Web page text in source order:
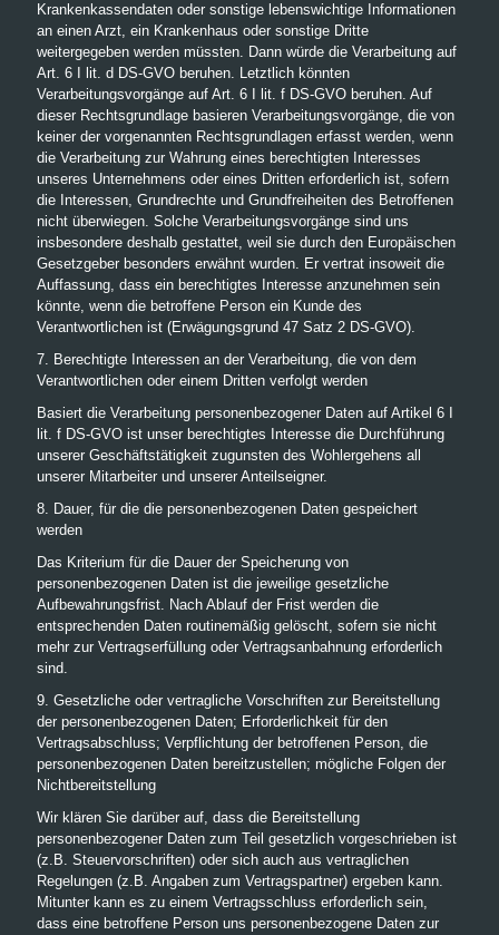
Krankenkassendaten oder sonstige lebenswichtige Informationen
an einen Arzt, ein Krankenhaus oder sonstige Dritte
weitergegeben werden müssten. Dann würde die Verarbeitung auf
Art. 6 I lit. d DS-GVO beruhen. Letztlich könnten
Verarbeitungsvorgänge auf Art. 6 I lit. f DS-GVO beruhen. Auf
dieser Rechtsgrundlage basieren Verarbeitungsvorgänge, die von
keiner der vorgenannten Rechtsgrundlagen erfasst werden, wenn
die Verarbeitung zur Wahrung eines berechtigten Interesses
unseres Unternehmens oder eines Dritten erforderlich ist, sofern
die Interessen, Grundrechte und Grundfreiheiten des Betroffenen
nicht überwiegen. Solche Verarbeitungsvorgänge sind uns
insbesondere deshalb gestattet, weil sie durch den Europäischen
Gesetzgeber besonders erwähnt wurden. Er vertrat insoweit die
Auffassung, dass ein berechtigtes Interesse anzunehmen sein
könnte, wenn die betroffene Person ein Kunde des
Verantwortlichen ist (Erwägungsgrund 47 Satz 2 DS-GVO).
7. Berechtigte Interessen an der Verarbeitung, die von dem
Verantwortlichen oder einem Dritten verfolgt werden
Basiert die Verarbeitung personenbezogener Daten auf Artikel 6 I
lit. f DS-GVO ist unser berechtigtes Interesse die Durchführung
unserer Geschäftstätigkeit zugunsten des Wohlergehens all
unserer Mitarbeiter und unserer Anteilseigner.
8. Dauer, für die die personenbezogenen Daten gespeichert
werden
Das Kriterium für die Dauer der Speicherung von
personenbezogenen Daten ist die jeweilige gesetzliche
Aufbewahrungsfrist. Nach Ablauf der Frist werden die
entsprechenden Daten routinemäßig gelöscht, sofern sie nicht
mehr zur Vertragserfüllung oder Vertragsanbahnung erforderlich
sind.
9. Gesetzliche oder vertragliche Vorschriften zur Bereitstellung
der personenbezogenen Daten; Erforderlichkeit für den
Vertragsabschluss; Verpflichtung der betroffenen Person, die
personenbezogenen Daten bereitzustellen; mögliche Folgen der
Nichtbereitstellung
Wir klären Sie darüber auf, dass die Bereitstellung
personenbezogener Daten zum Teil gesetzlich vorgeschrieben ist
(z.B. Steuervorschriften) oder sich auch aus vertraglichen
Regelungen (z.B. Angaben zum Vertragspartner) ergeben kann.
Mitunter kann es zu einem Vertragsschluss erforderlich sein,
dass eine betroffene Person uns personenbezogene Daten zur